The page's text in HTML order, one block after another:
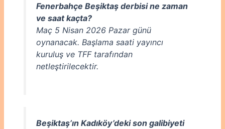
Fenerbahçe Beşiktaş derbisi ne zaman
ve saat kaçta?
Maç 5 Nisan 2026 Pazar günü
oynanacak. Başlama saati yayıncı
kuruluş ve TFF tarafından
netleştirilecektir.
Beşiktaş’ın Kadıköy’deki son galibiyeti